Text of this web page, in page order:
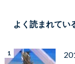
よく読まれてい